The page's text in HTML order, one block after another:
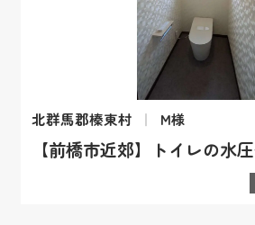
北群馬郡榛東村 M様